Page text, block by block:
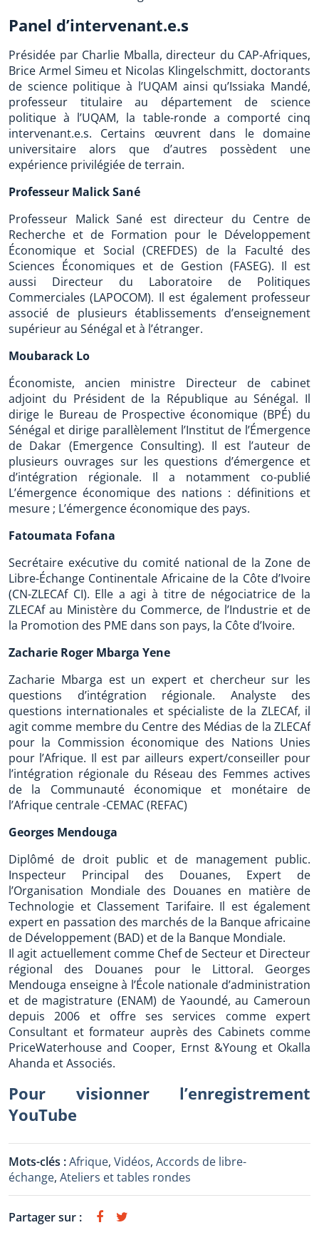
Panel d’intervenant.e.s
Présidée par Charlie Mballa, directeur du CAP-Afriques,
Brice Armel Simeu et Nicolas Klingelschmitt, doctorants
de science politique à l’UQAM ainsi qu’Issiaka Mandé,
professeur titulaire au département de science
politique à l’UQAM, la table-ronde a comporté cinq
intervenant.e.s. Certains œuvrent dans le domaine
universitaire alors que d’autres possèdent une
expérience privilégiée de terrain.
Professeur Malick Sané
Professeur Malick Sané est directeur du Centre de
Recherche et de Formation pour le Développement
Économique et Social (CREFDES) de la Faculté des
Sciences Économiques et de Gestion (FASEG). Il est
aussi Directeur du Laboratoire de Politiques
Commerciales (LAPOCOM). Il est également professeur
associé de plusieurs établissements d’enseignement
supérieur au Sénégal et à l’étranger.
Moubarack Lo
Économiste, ancien ministre Directeur de cabinet
adjoint du Président de la République au Sénégal. Il
dirige le Bureau de Prospective économique (BPÉ) du
Sénégal et dirige parallèlement l’Institut de l’Émergence
de Dakar (Emergence Consulting). Il est l’auteur de
plusieurs ouvrages sur les questions d’émergence et
d’intégration régionale. Il a notamment co-publié
L’émergence économique des nations : définitions et
mesure ; L’émergence économique des pays.
Fatoumata Fofana
Secrétaire exécutive du comité national de la Zone de
Libre-Échange Continentale Africaine de la Côte d’Ivoire
(CN-ZLECAf CI). Elle a agi à titre de négociatrice de la
ZLECAf au Ministère du Commerce, de l’Industrie et de
la Promotion des PME dans son pays, la Côte d’Ivoire.
Zacharie Roger Mbarga Yene
Zacharie Mbarga est un expert et chercheur sur les
questions d’intégration régionale. Analyste des
questions internationales et spécialiste de la ZLECAf, il
agit comme membre du Centre des Médias de la ZLECAf
pour la Commission économique des Nations Unies
pour l’Afrique. Il est par ailleurs expert/conseiller pour
l’intégration régionale du Réseau des Femmes actives
de la Communauté économique et monétaire de
l’Afrique centrale -CEMAC (REFAC)
Georges Mendouga
Diplômé de droit public et de management public.
Inspecteur Principal des Douanes, Expert de
l’Organisation Mondiale des Douanes en matière de
Technologie et Classement Tarifaire. Il est également
expert en passation des marchés de la Banque africaine
de Développement (BAD) et de la Banque Mondiale.
Il agit actuellement comme Chef de Secteur et Directeur
régional des Douanes pour le Littoral. Georges
Mendouga enseigne à l’École nationale d’administration
et de magistrature (ENAM) de Yaoundé, au Cameroun
depuis 2006 et offre ses services comme expert
Consultant et formateur auprès des Cabinets comme
PriceWaterhouse and Cooper, Ernst &Young et Okalla
Ahanda et Associés.
Pour visionner l’enregistrement
YouTube
Mots-clés :Afrique, Vidéos, Accords de libre-
échange, Ateliers et tables rondes
Partager sur :